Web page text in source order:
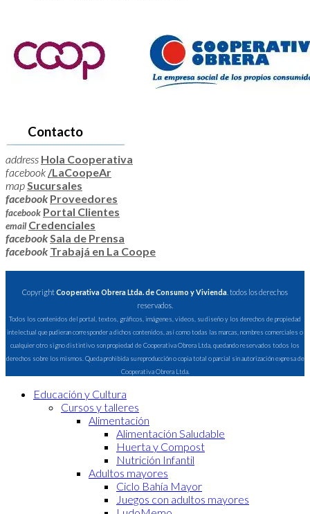
Contacto
address Hola Cooperativa
facebook /LaCoopeAr
mapSucursales
facebook Proveedores
facebook Portal Clientes
email Credenciales
facebookSala de Prensa
facebook Trabajá en La Coope
CopyrightCooperativa Obrera Ltda. de Consumo y Vivienda . todos los derechos
reservados.
Todos los contenidos del portal, textos, gráficos, imágenes, videos, su diseño y los derechos de propiedad
intelectual que pudieran corresponder a dichos contenidos, así como todas las marcas, nombres comerciales o
cualquier otro signo distintivo son propiedad de Cooperativa Obrera Ltda, quedando reservados todos los
derechos sobre los mismos. Queda prohibida su reproducción o copia total o parcial sin autorización expresa de
Cooperativa Obrera Ltda.
Educación y Cultura
Cursos y talleres
Alimentación
Alimentación Saludable
Huerta y Compost
Nutrición Infantil
Adultos mayores
Ciclo Bahía Mayor
Juegos con adultos mayores